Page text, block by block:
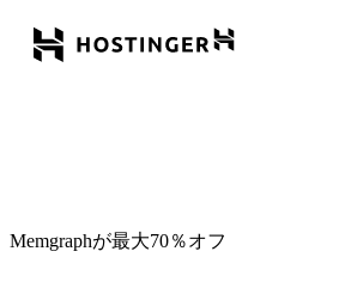
Memgraphが最大70％オフ